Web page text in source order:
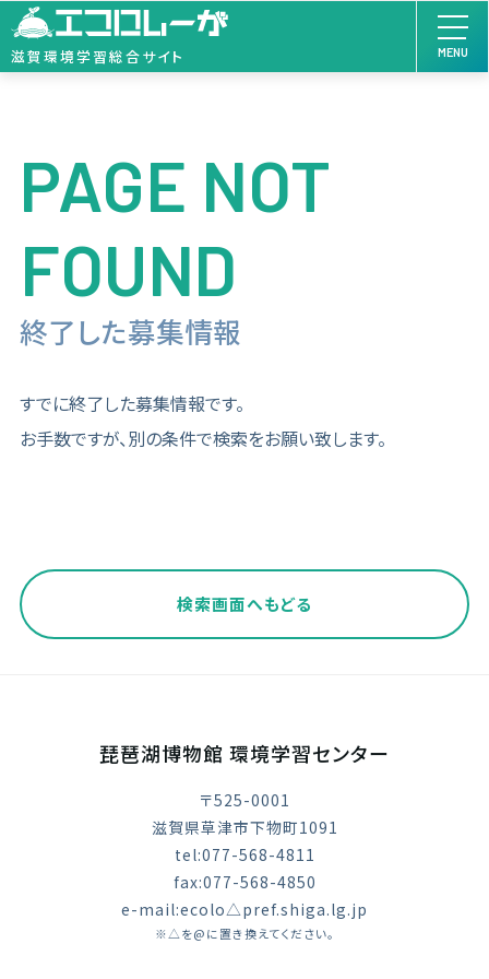
滋賀環境学習総合サイト MENU
PAGE NOT
FOUND
終了した募集情報
すでに終了した募集情報です。
お手数ですが、別の条件で検索をお願い致します。
検索画面へもどる
琵琶湖博物館 環境学習センター
〒525-0001
滋賀県草津市下物町1091
tel:077-568-4811
fax:077-568-4850
e-mail:ecolo△pref.shiga.lg.jp
※△を@に置き換えてください。